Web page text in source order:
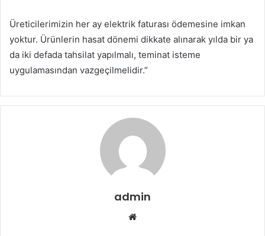
Üreticilerimizin her ay elektrik faturası ödemesine imkan
yoktur. Ürünlerin hasat dönemi dikkate alınarak yılda bir ya
da iki defada tahsilat yapılmalı, teminat isteme
uygulamasından vazgeçilmelidir.”
admin
Web